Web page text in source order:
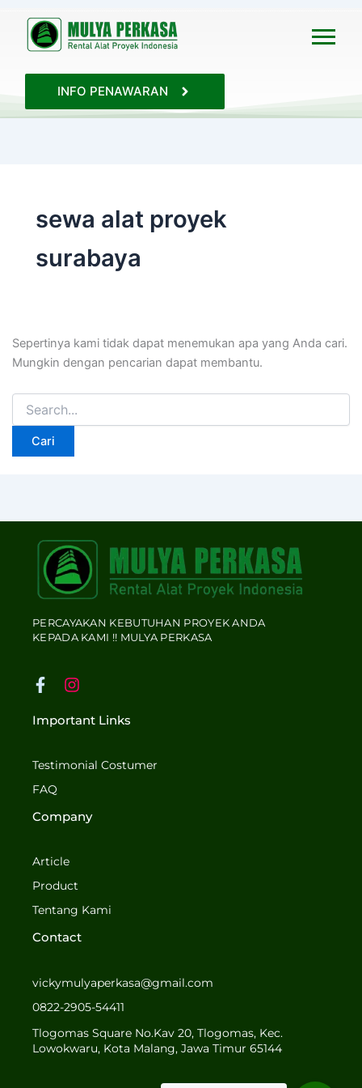
INFO PENAWARAN
sewa alat proyek
surabaya
Sepertinya kami tidak dapat menemukan apa yang Anda cari.
Mungkin dengan pencarian dapat membantu.
Cari
untuk:
PERCAYAKAN KEBUTUHAN PROYEK ANDA
KEPADA KAMI !! MULYA PERKASA
F
c
o
o
k
-
I
s
g
m
Important Links
Testimonial Costumer
FAQ
Company
Article
Product
Tentang Kami
Contact
vickymulyaperkasa@gmail.com
0822-2905-54411
Tlogomas Square No.Kav 20, Tlogomas, Kec.
Lowokwaru, Kota Malang, Jawa Timur 65144